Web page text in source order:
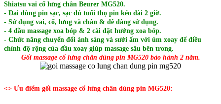
Shiatsu vai cổ lưng chân Beurer MG520.
- Đai dùng pin sạc, sạc đủ tuổi thọ pin kéo dài 2 giờ.
- Sử dụng vai, cổ, lưng và chân & dễ dàng sử dụng.
- 4 đầu massage xoa bóp & 2 cài đặt hướng xoa bóp.
- Chức năng chuyển đổi ánh sáng và sưởi ấm với úm xoay để điều
chỉnh độ rộng của đầu xoay giúp massage sâu bên trong.
Gối massage cổ lưng chân dùng pin MG520 bảo hành 2 năm.
<> Ưu điểm gối massage cổ lưng chân dùng pin MG520: